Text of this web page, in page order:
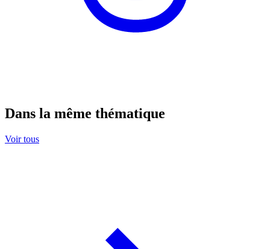
Dans la même thématique
Voir tous